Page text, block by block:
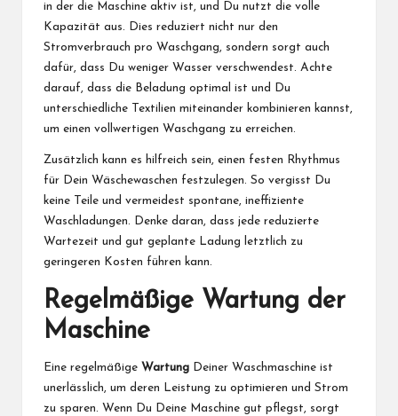
in der die Maschine aktiv ist, und Du nutzt die volle
Kapazität aus. Dies reduziert nicht nur den
Stromverbrauch pro Waschgang, sondern sorgt auch
dafür, dass Du weniger Wasser verschwendest. Achte
darauf, dass die Beladung optimal ist und Du
unterschiedliche Textilien miteinander kombinieren kannst,
um einen vollwertigen Waschgang zu erreichen.
Zusätzlich kann es hilfreich sein, einen festen Rhythmus
für Dein Wäschewaschen festzulegen. So vergisst Du
keine Teile und vermeidest spontane, ineffiziente
Waschladungen. Denke daran, dass jede reduzierte
Wartezeit und gut geplante Ladung letztlich zu
geringeren Kosten führen kann.
Regelmäßige Wartung der
Maschine
Eine regelmäßige Wartung Deiner Waschmaschine ist
unerlässlich, um deren Leistung zu optimieren und Strom
zu sparen. Wenn Du Deine Maschine gut pflegst, sorgt